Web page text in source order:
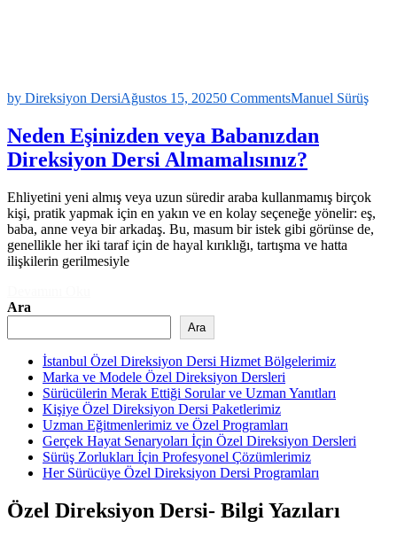
by Direksiyon DersiAğustos 15, 20250 CommentsManuel Sürüş
Neden Eşinizden veya Babanızdan
Direksiyon Dersi Almamalısınız?
Ehliyetini yeni almış veya uzun süredir araba kullanmamış birçok
kişi, pratik yapmak için en yakın ve en kolay seçeneğe yönelir: eş,
baba, anne veya bir arkadaş. Bu, masum bir istek gibi görünse de,
genellikle her iki taraf için de hayal kırıklığı, tartışma ve hatta
ilişkilerin gerilmesiyle
Ara
Ara
İstanbul Özel Direksiyon Dersi Hizmet Bölgelerimiz
Marka ve Modele Özel Direksiyon Dersleri
Sürücülerin Merak Ettiği Sorular ve Uzman Yanıtları
Kişiye Özel Direksiyon Dersi Paketlerimiz
Uzman Eğitmenlerimiz ve Özel Programları
Gerçek Hayat Senaryoları İçin Özel Direksiyon Dersleri
Sürüş Zorlukları İçin Profesyonel Çözümlerimiz
Her Sürücüye Özel Direksiyon Dersi Programları
Özel Direksiyon Dersi- Bilgi Yazıları